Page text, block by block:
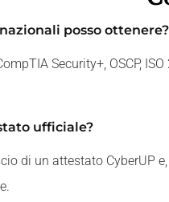
posso ottenere?
Security+, OSCP,
ufficiale?
di un attestato CyberUP